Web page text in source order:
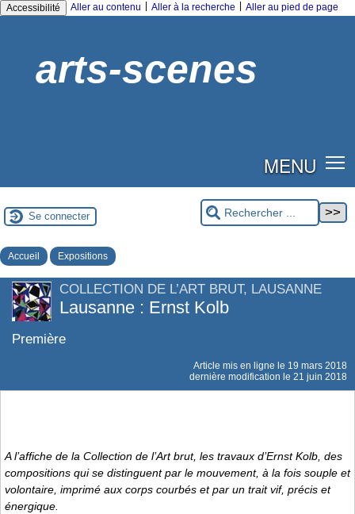
Accessibilité Aller au contenu Aller à la recherche Aller au pied de page
arts-scenes
MENU
Se connecter
Accueil Expositions
COLLECTION DE L’ART BRUT, LAUSANNE
Lausanne : Ernst Kolb
Première
Article mis en ligne le 19 mars 2018
dernière modification le 21 juin 2018
A l’affiche de la Collection de l’Art brut, les travaux d’Ernst Kolb, des
compositions qui se distinguent par le mouvement, à la fois souple et
volontaire, imprimé aux corps courbés et par un trait vif, précis et
énergique.